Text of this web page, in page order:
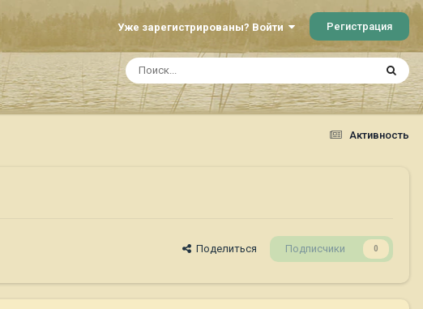
Уже зарегистрированы? Войти Регистрация
Активность
Поделиться Подписчики 0